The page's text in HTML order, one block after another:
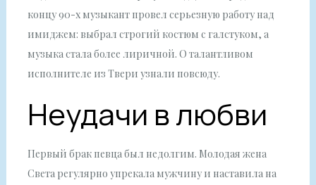
концу 90-х музыкант провел серьезную работу над
имиджем: выбрал строгий костюм с галстуком, а
музыка стала более лиричной. О талантливом
исполнителе из Твери узнали повсюду.
Неудачи в любви
Первый брак певца был недолгим. Молодая жена
Света регулярно упрекала мужчину и наставила на